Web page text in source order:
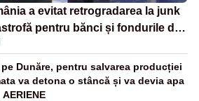
a evitat retrogradarea la junk
pentru bănci și fondurile de
Dunăre, pentru salvarea producției
va detona o stâncă și va devia apa